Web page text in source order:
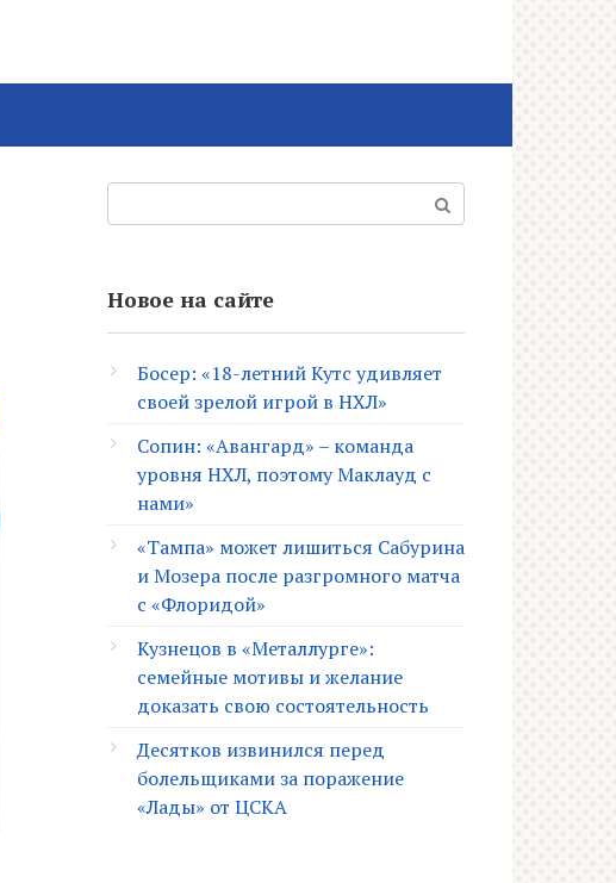
Новое на сайте
Босер: «18-летний Кутс удивляет
своей зрелой игрой в НХЛ»
Сопин: «Авангард» – команда
уровня НХЛ, поэтому Маклауд с
нами»
«Тампа» может лишиться Сабурина
и Мозера после разгромного матча
с «Флоридой»
Кузнецов в «Металлурге»:
семейные мотивы и желание
доказать свою состоятельность
Десятков извинился перед
болельщиками за поражение
«Лады» от ЦСКА